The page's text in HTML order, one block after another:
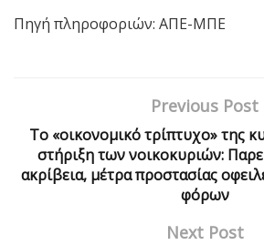
Πηγή πληροφοριών: ΑΠΕ-ΜΠΕ
Previous Post
Το «οικονομικό τρίπτυχο» της
στήριξη των νοικοκυριών:
ακρίβεια, μέτρα προστασίας
φόρων
Next Post